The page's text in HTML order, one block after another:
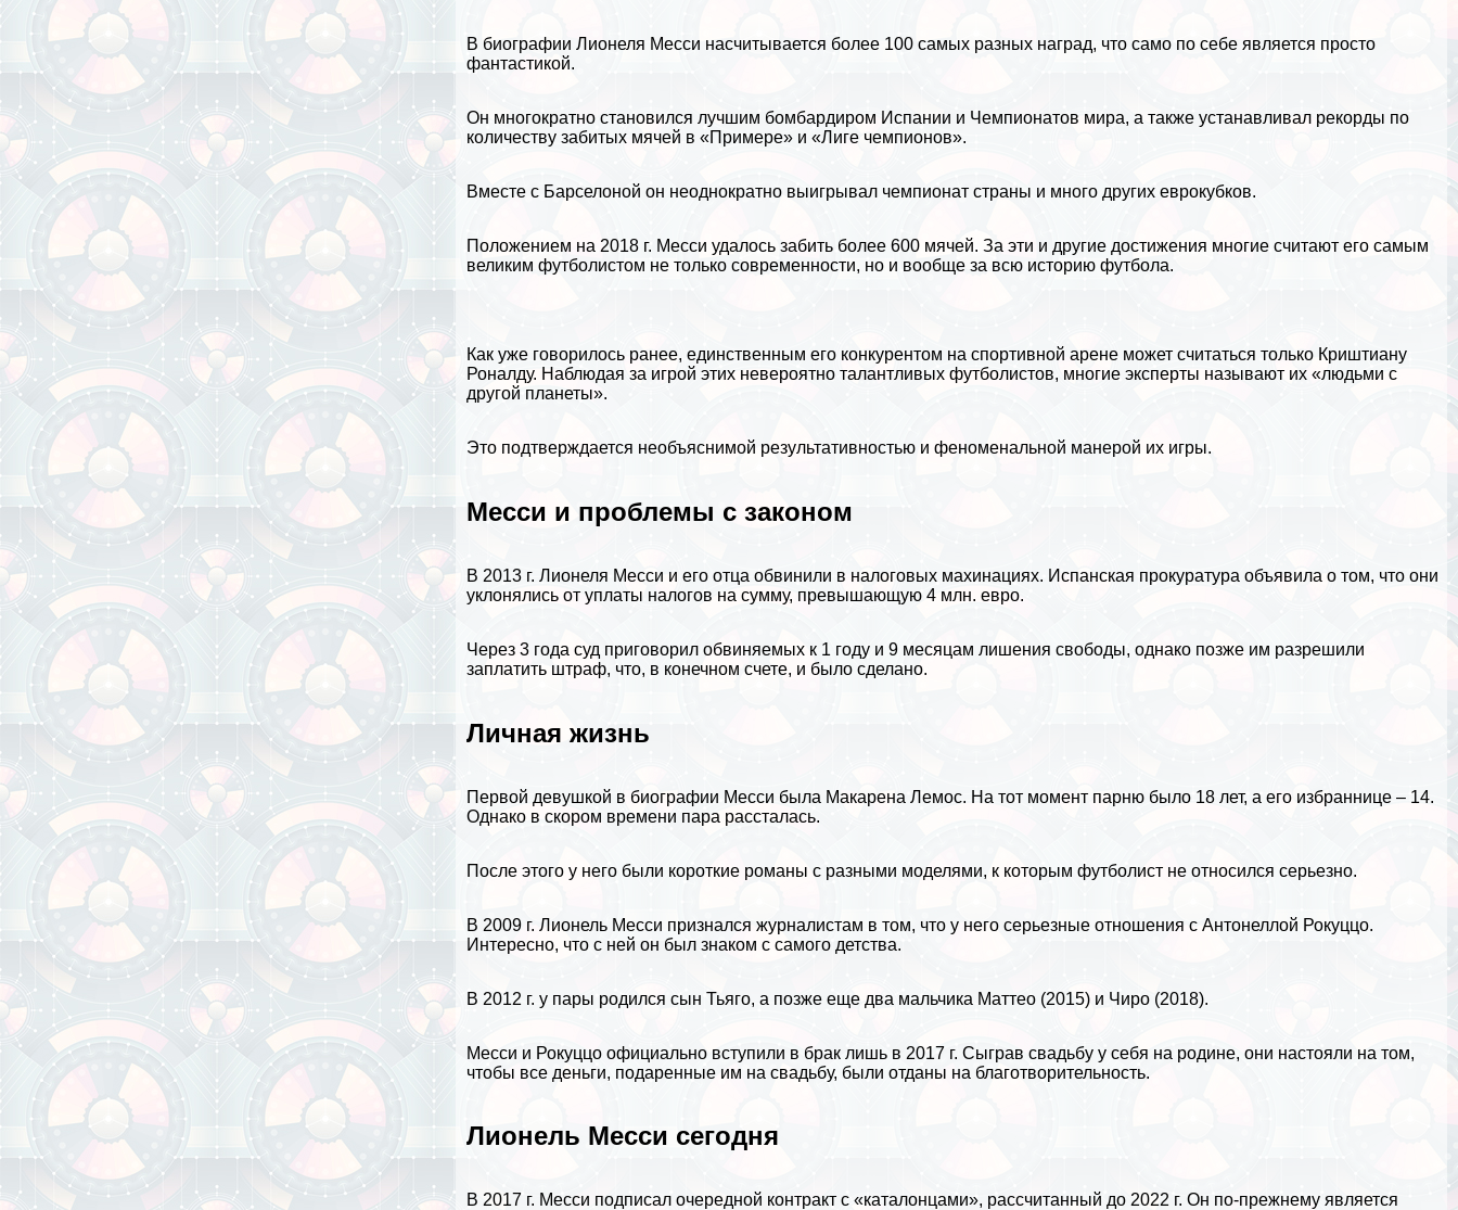
В биографии Лионеля Месси насчитывается более 100 самых разных наград, что само по себе является просто
фантастикой.
Он многократно становился лучшим бомбардиром Испании и Чемпионатов мира, а также устанавливал рекорды по
количеству забитых мячей в «Примере» и «Лиге чемпионов».
Вместе с Барселоной он неоднократно выигрывал чемпионат страны и много других еврокубков.
Положением на 2018 г. Месси удалось забить более 600 мячей. За эти и другие достижения многие считают его самым
великим футболистом не только современности, но и вообще за всю историю футбола.
Как уже говорилось ранее, единственным его конкурентом на спортивной арене может считаться только Криштиану
Роналду. Наблюдая за игрой этих невероятно талантливых футболистов, многие эксперты называют их «людьми с
другой планеты».
Это подтверждается необъяснимой результативностью и феноменальной манерой их игры.
Месси и проблемы с законом
В 2013 г. Лионеля Месси и его отца обвинили в налоговых махинациях. Испанская прокуратура объявила о том, что они
уклонялись от уплаты налогов на сумму, превышающую 4 млн. евро.
Через 3 года суд приговорил обвиняемых к 1 году и 9 месяцам лишения свободы, однако позже им разрешили
заплатить штраф, что, в конечном счете, и было сделано.
Личная жизнь
Первой дeвyшкой в биографии Месси была Макарена Лемос. На тот момент парню было 18 лет, а его избраннице – 14.
Однако в скором времени пара рассталась.
После этого у него были короткие романы с разными моделями, к которым футболист не относился серьезно.
В 2009 г. Лионель Месси признался журналистам в том, что у него серьезные отношения с Антонеллой Рокуццо.
Интересно, что с ней он был знаком с самого детства.
В 2012 г. у пары родился сын Тьяго, а позже еще два мальчика Маттео (2015) и Чиро (2018).
Месси и Рокуццо официально вступили в бpaк лишь в 2017 г. Сыграв свадьбу у себя на родине, они настояли на том,
чтобы все деньги, подаренные им на свадьбу, были отданы на благотворительность.
Лионель Месси сегодня
В 2017 г. Месси подписал очередной контpaкт с «каталонцами», рассчитанный до 2022 г. Он по-прежнему является